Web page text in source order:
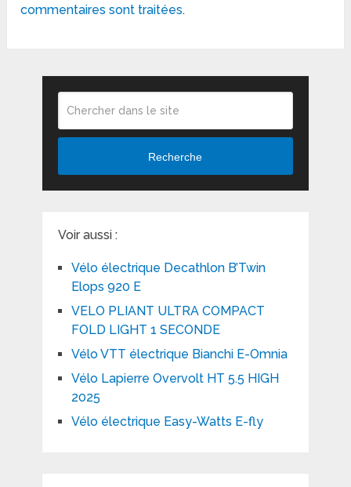
commentaires sont traitées.
Recherche
Voir aussi :
Vélo électrique Decathlon B’Twin
Elops 920 E
VELO PLIANT ULTRA COMPACT
FOLD LIGHT 1 SECONDE
Vélo VTT électrique Bianchi E-Omnia
Vélo Lapierre Overvolt HT 5.5 HIGH
2025
Vélo électrique Easy-Watts E-fly